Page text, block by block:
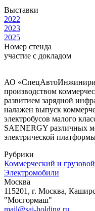
Выставки
2022
2023
2025
Номер стенда
участие с докладом
АО
производством
развитием зарядной
налажен выпуск
электробусов малого
SAENERGY различных
электрической
Рубрики
Коммерческий и
Электромобили
Москва
115201, г. Москва,
"Мосгормаш"